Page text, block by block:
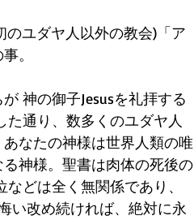
ユダヤ人以外の教会)「ア
。
神の御子Jesusを礼拝する
た通り、数多くのユダヤ人
なたの神様は世界人類の唯
神様。聖書は肉体の死後の
どは全く無関係であり、
い改め続ければ、絶対に永